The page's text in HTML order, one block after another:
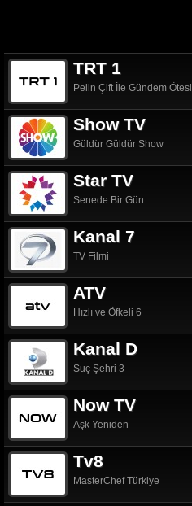
TRT 1
Pelin Çift İle Gündem Ötesi
Show TV
Güldür Güldür Show
Star TV
Senede Bir Gün
Kanal 7
TV Filmi
ATV
Hızlı ve Öfkeli 6
Kanal D
Suç Şehri 3
Now TV
Aşk Yeniden
Tv8
MasterChef Türkiye